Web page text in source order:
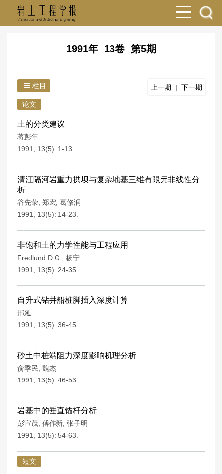
1991年 13卷 第5期
栏目 上一期 | 下一期
论文
土的分类建议
蒋彭年
1991, 13(5): 1-13.
清江隔河岩重力拱坝与复杂地基三维有限元非线性分
析
谷先荣 郑宏 葛修润
1991, 13(5): 14-23.
非饱和土的力学性能与工程应用
Fredlund D.G.
杨宁
1991, 13(5): 24-35.
自升式钻井船桩脚插入深度计算
邢延
1991, 13(5): 36-45.
砂土中桩端阻力深度影响机理分析
俞季民 魏杰
1991, 13(5): 46-53.
岩基中的垂直锚杆分析
彭宣茂 傅作新 张子明
1991, 13(5): 54-63.
短文